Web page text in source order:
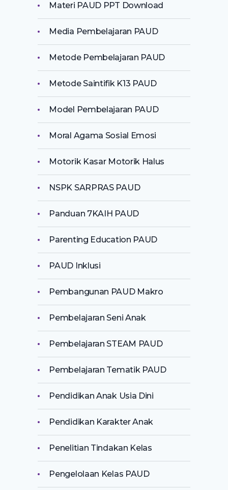
Materi PAUD PPT Download
Media Pembelajaran PAUD
Metode Pembelajaran PAUD
Metode Saintifik K13 PAUD
Model Pembelajaran PAUD
Moral Agama Sosial Emosi
Motorik Kasar Motorik Halus
NSPK SARPRAS PAUD
Panduan 7KAIH PAUD
Parenting Education PAUD
PAUD Inklusi
Pembangunan PAUD Makro
Pembelajaran Seni Anak
Pembelajaran STEAM PAUD
Pembelajaran Tematik PAUD
Pendidikan Anak Usia Dini
Pendidikan Karakter Anak
Penelitian Tindakan Kelas
Pengelolaan Kelas PAUD